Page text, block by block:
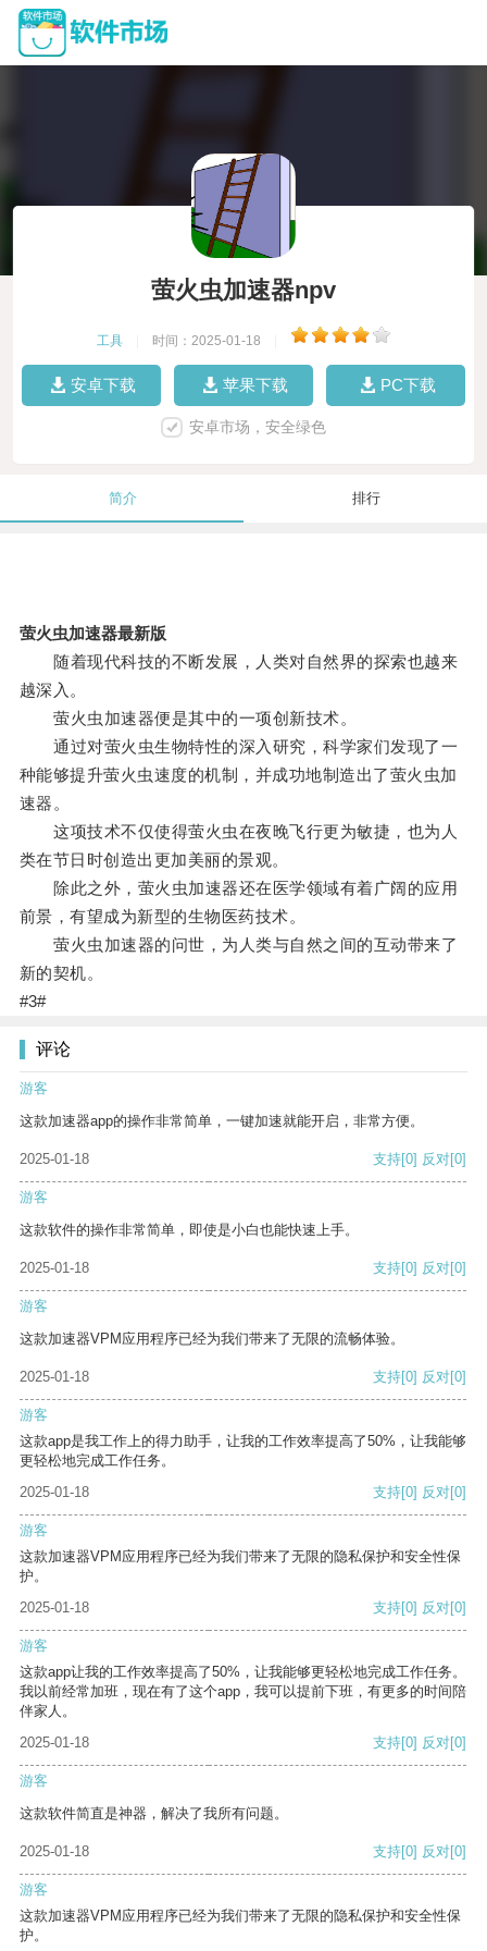
萤火虫加速器npv
工具 时间：2025-01-18
安卓下载 苹果下载 PC下载
安卓市场，安全绿色
简介 排行
萤火虫加速器最新版
随着现代科技的不断发展，人类对自然界的探索也越来
越深入。
萤火虫加速器便是其中的一项创新技术。
通过对萤火虫生物特性的深入研究，科学家们发现了一
种能够提升萤火虫速度的机制，并成功地制造出了萤火虫加
速器。
这项技术不仅使得萤火虫在夜晚飞行更为敏捷，也为人
类在节日时创造出更加美丽的景观。
除此之外，萤火虫加速器还在医学领域有着广阔的应用
前景，有望成为新型的生物医药技术。
萤火虫加速器的问世，为人类与自然之间的互动带来了
新的契机。
#3#
评论
游客
这款加速器app的操作非常简单，一键加速就能开启，非常方便。
2025-01-18 支持[0] 反对[0]
游客
这款软件的操作非常简单，即使是小白也能快速上手。
2025-01-18 支持[0] 反对[0]
游客
这款加速器VPM应用程序已经为我们带来了无限的流畅体验。
2025-01-18 支持[0] 反对[0]
游客
这款app是我工作上的得力助手，让我的工作效率提高了50%，让我能够
更轻松地完成工作任务。
2025-01-18
支持[0] 反对[0]
游客
这款加速器VPM应用程序已经为我们带来了无限的隐私保护和安全性保
护。
2025-01-18
支持[0] 反对[0]
游客
这款app让我的工作效率提高了50%，让我能够更轻松地完成工作任务。
我以前经常加班，现在有了这个app，我可以提前下班，有更多的时间陪
伴家人。
2025-01-18
支持[0] 反对[0]
游客
这款软件简直是神器，解决了我所有问题。
2025-01-18 支持[0] 反对[0]
游客
这款加速器VPM应用程序已经为我们带来了无限的隐私保护和安全性保
护。